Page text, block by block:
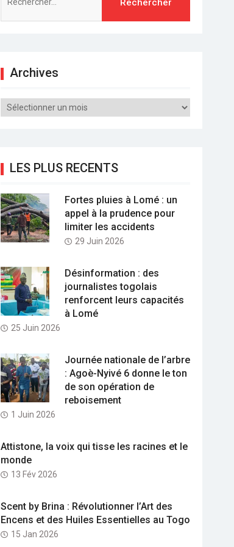
Archives
Archives
LES PLUS RECENTS
Fortes pluies à Lomé : un
appel à la prudence pour
limiter les accidents
29 Juin 2026
Désinformation : des
journalistes togolais
renforcent leurs capacités
à Lomé
25 Juin 2026
Journée nationale de l’arbre
: Agoè-Nyivé 6 donne le ton
de son opération de
reboisement
1 Juin 2026
Attistone, la voix qui tisse les racines et le
monde
13 Fév 2026
Scent by Brina : Révolutionner l’Art des
Encens et des Huiles Essentielles au Togo
15 Jan 2026